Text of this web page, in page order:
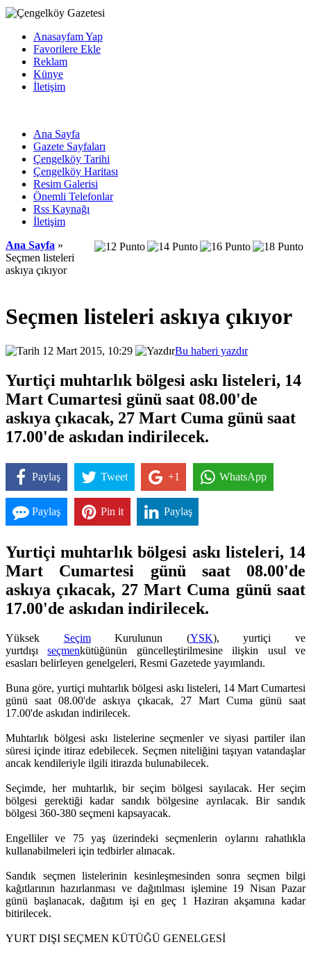
Anasayfam Yap
Favorilere Ekle
Reklam
Künye
İletişim
Ana Sayfa
Gazete Sayfaları
Çengelköy Tarihi
Çengelköy Haritası
Resim Galerisi
Önemli Telefonlar
Rss Kaynağı
İletişim
Ana Sayfa »
Seçmen listeleri
askıya çıkıyor
Seçmen listeleri askıya çıkıyor
12 Mart 2015, 10:29 Bu haberi yazdır
Yurtiçi muhtarlık bölgesi askı listeleri, 14
Mart Cumartesi günü saat 08.00'de
askıya çıkacak, 27 Mart Cuma günü saat
17.00'de askıdan indirilecek.
Paylaş Tweet +1 WhatsApp
Paylaş Pin it Paylaş
Yurtiçi muhtarlık bölgesi askı listeleri, 14
Mart Cumartesi günü saat 08.00'de
askıya çıkacak, 27 Mart Cuma günü saat
17.00'de askıdan indirilecek.
Yüksek SeçimKurulunun (YSK), yurtiçi ve
yurtdışıseçmenkütüğünün güncelleştirilmesine ilişkin usul ve
esasları belirleyen genelgeleri, Resmi Gazetede yayımlandı.
Buna göre, yurtiçi muhtarlık bölgesi askı listeleri, 14 Mart Cumartesi
günü saat 08.00'de askıya çıkacak, 27 Mart Cuma günü saat
17.00'de askıdan indirilecek.
Muhtarlık bölgesi askı listelerine seçmenler ve siyasi partiler ilan
süresi içinde itiraz edebilecek. Seçmen niteliğini taşıyan vatandaşlar
ancak kendileriyle ilgili itirazda bulunabilecek.
Seçimde, her muhtarlık, bir seçim bölgesi sayılacak. Her seçim
bölgesi gerektiği kadar sandık bölgesine ayrılacak. Bir sandık
bölgesi 360-380 seçmeni kapsayacak.
Engelliler ve 75 yaş üzerindeki seçmenlerin oylarını rahatlıkla
kullanabilmeleri için tedbirler alınacak.
Sandık seçmen listelerinin kesinleşmesinden sonra seçmen bilgi
kağıtlarının hazırlanması ve dağıtılması işlemine 19 Nisan Pazar
günü başlanacak, dağıtım işi en geç 1 Haziran akşamına kadar
bitirilecek.
YURT DIŞI SEÇMEN KÜTÜĞÜ GENELGESİ